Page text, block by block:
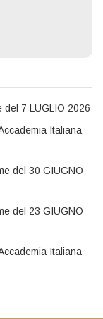
del 7 LUGLIO 2026
Italiana
del 30 GIUGNO
del 23 GIUGNO
Italiana